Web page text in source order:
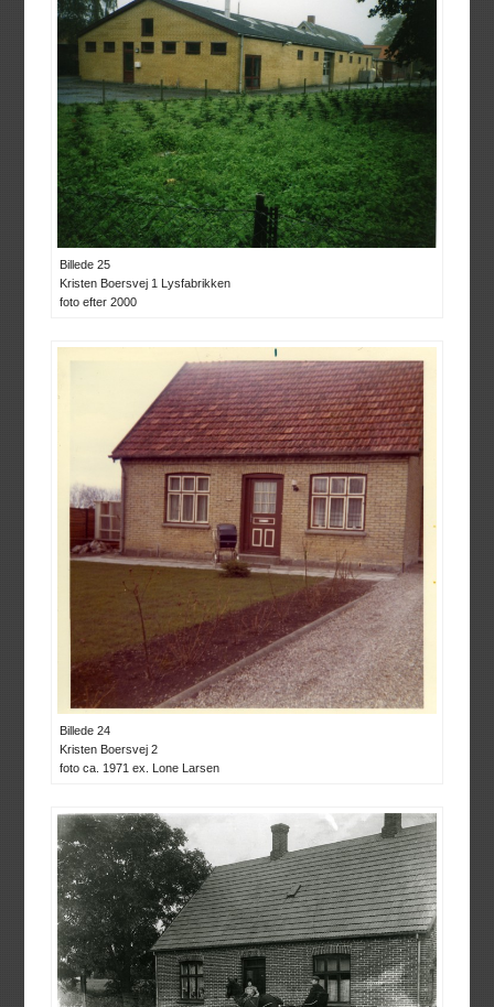
Billede 25
Kristen Boersvej 1 Lysfabrikken
foto efter 2000
Billede 24
Kristen Boersvej 2
foto ca. 1971 ex. Lone Larsen